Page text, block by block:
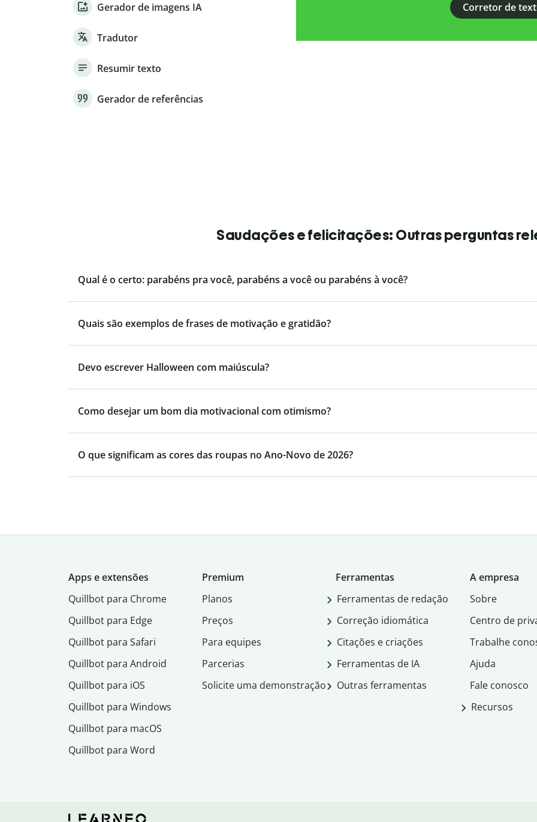
Gerador de imagens IA
Tradutor
Resumir texto
Gerador de referências
Corretor de
Saudações e felicitações: Outras perguntas
Qual é o certo: parabéns pra você, parabéns a você ou parabéns à você?
Quais são exemplos de frases de motivação e gratidão?
Devo escrever Halloween com maiúscula?
Como desejar um bom dia motivacional com otimismo?
O que significam as cores das roupas no Ano-Novo de 2026?
Apps e extensões
Quillbot para Chrome
Quillbot para Edge
Quillbot para Safari
Quillbot para Android
Quillbot para iOS
Quillbot para Windows
Quillbot para macOS
Quillbot para Word
Premium
Planos
Preços
Para equipes
Parcerias
Solicite uma demonstração
Ferramentas
Ferramentas de redação
Correção idiomática
Citações e criações
Ferramentas de IA
Outras ferramentas
A empresa
Sobre
Centro de
Trabalhe
Ajuda
Fale conosco
Recursos